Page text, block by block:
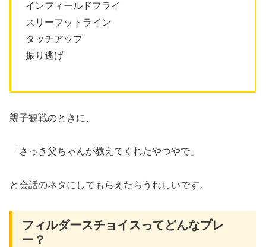
インフィールドフライ
スリーフットライン
タッチアップ
振り逃げ
親子観戦のときに、
「さっき父ちゃんが教えてくれたやつやで」
と会話のネタにしてもらえたらうれしいです。
フィルダースチョイスってどんなプレ
ー？